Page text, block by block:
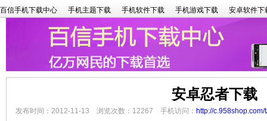
百信手机下载中心 手机主题下载 手机软件下载 手机游戏下载 安卓软件下
安卓忍者下载
发布时间：2012-11-13 浏览次数：12267 手机访问： http://c.958shop.com/